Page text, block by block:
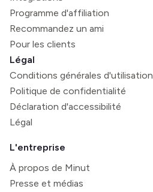
Programme d'affiliation
Recommandez un ami
Pour les clients
Légal
Conditions générales d'utilisation
Politique de confidentialité
Déclaration d'accessibilité
Légal
L'entreprise
À propos de Minut
Presse et médias